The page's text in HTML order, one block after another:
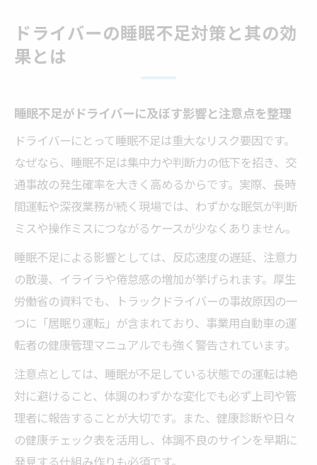
ドライバーの睡眠不足対策と其の効
果とは
睡眠不足がドライバーに及ぼす影響と注意点を整理
ドライバーにとって睡眠不足は重大なリスク要因です。
なぜなら、睡眠不足は集中力や判断力の低下を招き、交
通事故の発生確率を大きく高めるからです。実際、長時
間運転や深夜業務が続く現場では、わずかな眠気が判断
ミスや操作ミスにつながるケースが少なくありません。
睡眠不足による影響としては、反応速度の遅延、注意力
の散漫、イライラや倦怠感の増加が挙げられます。厚生
労働省の資料でも、トラックドライバーの事故原因の一
つに「居眠り運転」が含まれており、事業用自動車の運
転者の健康管理マニュアルでも強く警告されています。
注意点としては、睡眠が不足している状態での運転は絶
対に避けること、体調のわずかな変化でも必ず上司や管
理者に報告することが大切です。また、健康診断や日々
の健康チェック表を活用し、体調不良のサインを早期に